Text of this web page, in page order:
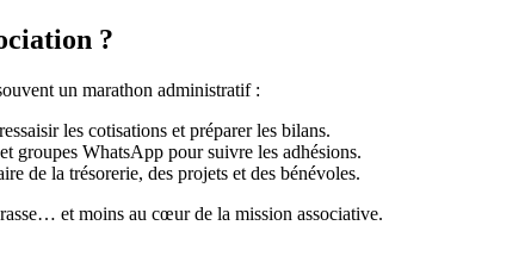
?
un marathon administratif :
les cotisations et préparer les bilans.
groupes WhatsApp pour suivre les adhésions.
de la trésorerie, des projets et des bénévoles.
et moins au cœur de la mission associative.